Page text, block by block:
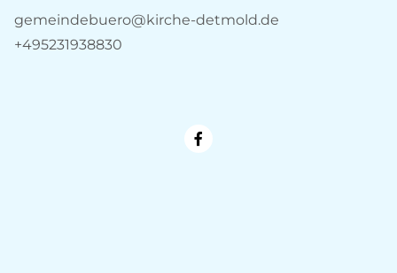
gemeindebuero@kirche-detmold.de
+495231938830